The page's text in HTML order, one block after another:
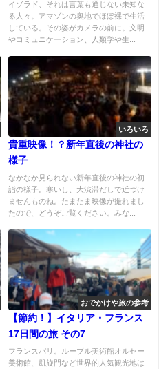
イゾラド、それは言葉も通じない未知な
る人々。アマゾンの奥地でほぼ裸で生活
している。その姿がカメラの前に。文明
やコミュニケーション、人類学や生...
いろいろ
貴重映像！？新年直後の神社の
様子
なかなか見られない新年直後の神社の初
詣の様子。寒いし、大渋滞だしで近づけ
ませんものね。たまたま映像が撮れまし
たので、どうぞご覧ください。みな...
おでかけや旅の参考
【節約！】イタリア・フランス
17日間の旅 その7
フランスパリ。ルーブル美術館オルセー
美術館、凱旋門など世界的人気観光地は